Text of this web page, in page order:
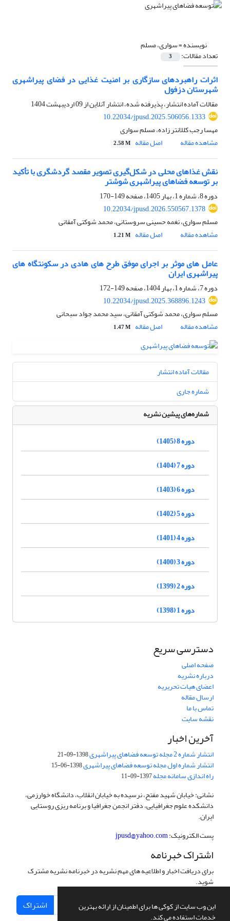
این وب سایت از کوکی ها برای اطمینان از ارائه بهترین
خدمات استفاده می کند.
نویسنده =سواری، مسلم
تعداد مقالات: 3
اثرات راهبردهای سازگاری بر امنیت غذایی در فضای پیراشهری
شهرستان دزفول
مقالات آماده انتشار، پذیرفته شده، انتشار آنلاین از09 اردیبهشت 1404
10.22034/jpusd.2025.506056.1333
مهسا رجب کللانتر زاده، مسلم سواری
مشاهده مقاله
اصل مقاله 2.58 M
نقش غذاهای محلی در شکل‌گیری تصویر مقصد گردشگری با تأکید
بر توسعه فضاهای پیراشهری شوشتر
دوره 8، شماره 1، بهار 1405، صفحه
149-170
10.22034/jpusd.2026.550567.1378
مسلم سواری، نغمه حسینی سروستانی، محمد شوکتی آمقانی
مشاهده مقاله
اصل مقاله 1.21 M
عامل‏ های موثر بر اجرای موفق طرح‏‏ های هادی در سکونتگاه‏ های
پیراشهری ایران
دوره 7، شماره 1، بهار 1404، صفحه
149-172
10.22034/jpusd.2025.368896.1243
مسلم سواری، محمد شوکتی آمقانی، سید محمد جواد سبحانی
مشاهده مقاله
اصل مقاله 1.47 M
مقالات آماده انتشار
شماره جاری
شماره‌های پیشین نشریه
دوره 8 (1405)
دوره 7 (1404)
دوره 6 (1403)
دوره 5 (1402)
دوره 4 (1401)
دوره 3 (1400)
دوره 2 (1399)
دوره 1 (1398)
دسترسی سریع
صفحه اصلی
درباره نشریه
اعضای هیات تحریریه
ارسال مقاله
تماس با ما
نقشه سایت
آخرین اخبار
انتشار شماره 2 مجله توسعه فضاهای پیراشهری 1398-09-21
انتشار شماره اول مجله توسعه فضاهای پیراشهری1398-06-15
راه اندازی سامانه مجله1397-09-11
نشانی: خیابان شهید مفتح، نرسیده به خیابان انقلاب، دانشگاه خوارزمی،
دانشکده علوم جغرافیایی، دفتر انجمن جغرافیا و برنامه ریزی روستایی
ایران.
پست الکترونیک:jpusd@yahoo.com
اشتراک خبرنامه
برای دریافت اخبار و اطلاعیه های مهم نشریه در خبرنامه نشریه مشترک
شوید.
اشتراک